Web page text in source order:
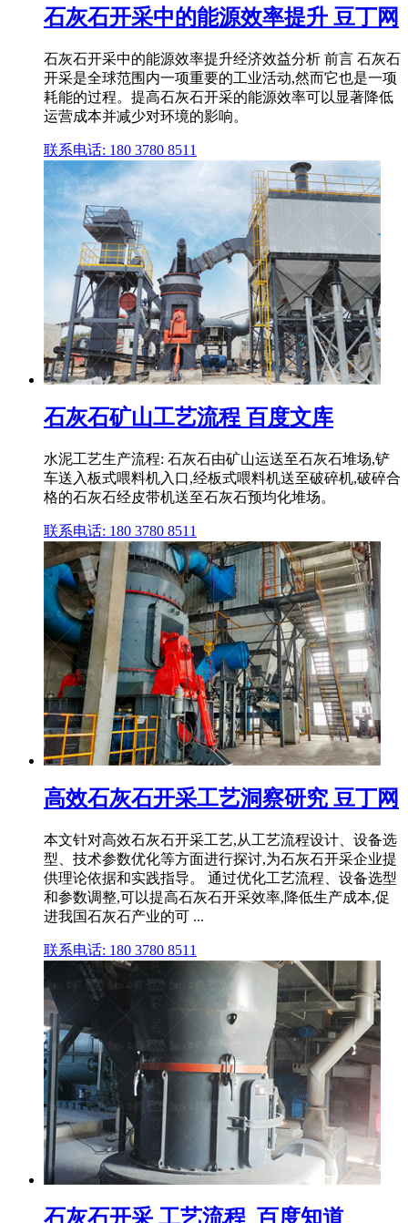
石灰石开采中的能源效率提升 豆丁网
石灰石开采中的能源效率提升经济效益分析 前言 石灰石
开采是全球范围内一项重要的工业活动,然而它也是一项
耗能的过程。提高石灰石开采的能源效率可以显著降低
运营成本并减少对环境的影响。
联系电话: 180 3780 8511
石灰石矿山工艺流程 百度文库
水泥工艺生产流程: 石灰石由矿山运送至石灰石堆场,铲
车送入板式喂料机入口,经板式喂料机送至破碎机,破碎合
格的石灰石经皮带机送至石灰石预均化堆场。
联系电话: 180 3780 8511
高效石灰石开采工艺洞察研究 豆丁网
本文针对高效石灰石开采工艺,从工艺流程设计、设备选
型、技术参数优化等方面进行探讨,为石灰石开采企业提
供理论依据和实践指导。 通过优化工艺流程、设备选型
和参数调整,可以提高石灰石开采效率,降低生产成本,促
进我国石灰石产业的可 ...
联系电话: 180 3780 8511
石灰石开采 工艺流程_百度知道